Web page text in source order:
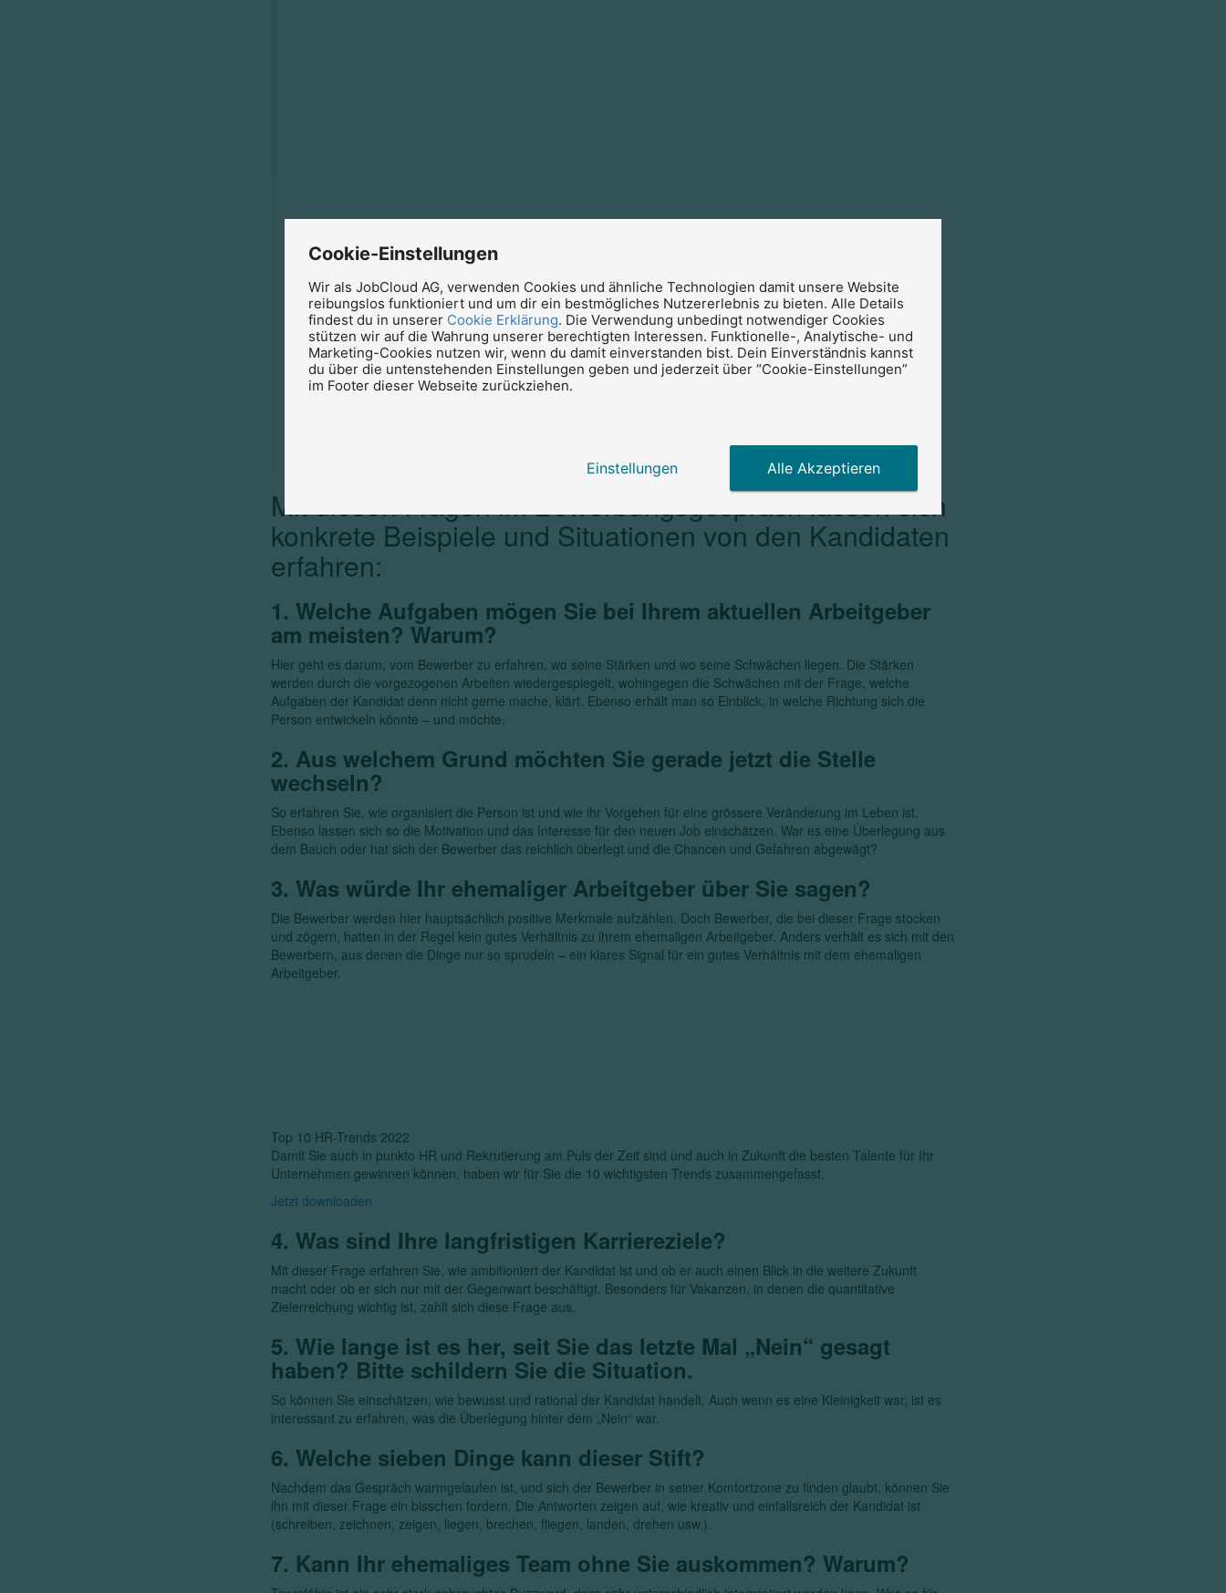
Qualifikation abzufragen, vor allem bei der sozialen und Methodenkompetenz.
Mit diesen Fragen im Bewerbungsgespräch lassen sich
konkrete Beispiele und Situationen von den Kandidaten
erfahren:
1. Welche Aufgaben mögen Sie bei Ihrem aktuellen Arbeitgeber
am meisten? Warum?
Hier geht es darum, vom Bewerber zu erfahren, wo seine Stärken und wo seine Schwächen liegen. Die Stärken
werden durch die vorgezogenen Arbeiten wiedergespiegelt, wohingegen die Schwächen mit der Frage, welche
Aufgaben der Kandidat denn nicht gerne mache, klärt. Ebenso erhält man so Einblick, in welche Richtung sich die
Person entwickeln könnte – und möchte.
2. Aus welchem Grund möchten Sie gerade jetzt die Stelle
wechseln?
So erfahren Sie, wie organisiert die Person ist und wie ihr Vorgehen für eine grössere Veränderung im Leben ist.
Ebenso lassen sich so die Motivation und das Interesse für den neuen Job einschätzen. War es eine Überlegung aus
dem Bauch oder hat sich der Bewerber das reichlich überlegt und die Chancen und Gefahren abgewägt?
3. Was würde Ihr ehemaliger Arbeitgeber über Sie sagen?
Die Bewerber werden hier hauptsächlich positive Merkmale aufzählen. Doch Bewerber, die bei dieser Frage stocken
und zögern, hatten in der Regel kein gutes Verhältnis zu ihrem ehemaligen Arbeitgeber. Anders verhält es sich mit den
Bewerbern, aus denen die Dinge nur so sprudeln – ein klares Signal für ein gutes Verhältnis mit dem ehemaligen
Arbeitgeber.
Top 10 HR-Trends 2022
Damit Sie auch in punkto HR und Rekrutierung am Puls der Zeit sind und auch in Zukunft die besten Talente für Ihr
Unternehmen gewinnen können, haben wir für Sie die 10 wichtigsten Trends zusammengefasst.
Jetzt downloaden
4. Was sind Ihre langfristigen Karriereziele?
Mit dieser Frage erfahren Sie, wie ambitioniert der Kandidat ist und ob er auch einen Blick in die weitere Zukunft
macht oder ob er sich nur mit der Gegenwart beschäftigt. Besonders für Vakanzen, in denen die quantitative
Zielerreichung wichtig ist, zahlt sich diese Frage aus.
5. Wie lange ist es her, seit Sie das letzte Mal „Nein“ gesagt
haben? Bitte schildern Sie die Situation.
So können Sie einschätzen, wie bewusst und rational der Kandidat handelt. Auch wenn es eine Kleinigkeit war, ist es
interessant zu erfahren, was die Überlegung hinter dem „Nein“ war.
6. Welche sieben Dinge kann dieser Stift?
Nachdem das Gespräch warmgelaufen ist, und sich der Bewerber in seiner Komfortzone zu finden glaubt, können Sie
ihn mit dieser Frage ein bisschen fordern. Die Antworten zeigen auf, wie kreativ und einfallsreich der Kandidat ist
(schreiben, zeichnen, zeigen, liegen, brechen, fliegen, landen, drehen usw.).
7. Kann Ihr ehemaliges Team ohne Sie auskommen? Warum?
Cookie-Einstellungen
Wir als JobCloud AG, verwenden Cookies und ähnliche Technologien damit unsere Website
reibungslos funktioniert und um dir ein bestmögliches Nutzererlebnis zu bieten. Alle Details
findest du in unserer Cookie Erklärung. Die Verwendung unbedingt notwendiger Cookies
stützen wir auf die Wahrung unserer berechtigten Interessen. Funktionelle-, Analytische- und
Marketing-Cookies nutzen wir, wenn du damit einverstanden bist. Dein Einverständnis kannst
du über die untenstehenden Einstellungen geben und jederzeit über “Cookie-Einstellungen”
im Footer dieser Webseite zurückziehen.
Einstellungen Alle Akzeptieren